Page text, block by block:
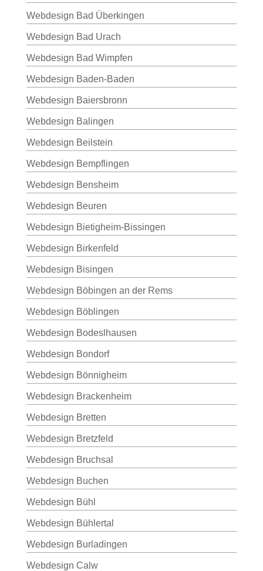
Webdesign Bad Überkingen
Webdesign Bad Urach
Webdesign Bad Wimpfen
Webdesign Baden-Baden
Webdesign Baiersbronn
Webdesign Balingen
Webdesign Beilstein
Webdesign Bempflingen
Webdesign Bensheim
Webdesign Beuren
Webdesign Bietigheim-Bissingen
Webdesign Birkenfeld
Webdesign Bisingen
Webdesign Böbingen an der Rems
Webdesign Böblingen
Webdesign Bodeslhausen
Webdesign Bondorf
Webdesign Bönnigheim
Webdesign Brackenheim
Webdesign Bretten
Webdesign Bretzfeld
Webdesign Bruchsal
Webdesign Buchen
Webdesign Bühl
Webdesign Bühlertal
Webdesign Burladingen
Webdesign Calw